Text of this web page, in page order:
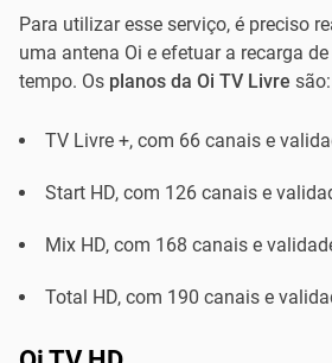
Para utilizar esse serviço, é preciso
uma antena Oi e efetuar a recarga
tempo. Os planos da Oi TV Livre são:
TV Livre +, com 66 canais e
Start HD, com 126 canais e
Mix HD, com 168 canais e
Total HD, com 190 canais e